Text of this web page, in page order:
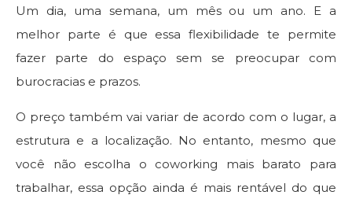
Um dia, uma semana, um mês ou um ano. E a
melhor parte é que essa flexibilidade te permite
fazer parte do espaço sem se preocupar com
burocracias e prazos.
O preço também vai variar de acordo com o lugar, a
estrutura e a localização. No entanto, mesmo que
você não escolha o coworking mais barato para
trabalhar, essa opção ainda é mais rentável do que